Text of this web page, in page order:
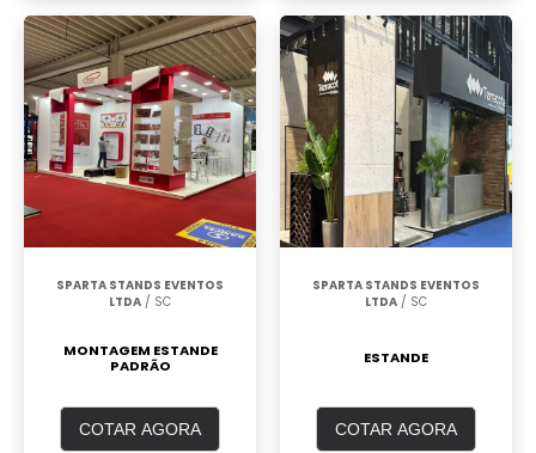
SPARTA STANDS EVENTOS
LTDA / SC
MONTAGEM ESTANDE
PADRÃO
COTAR AGORA
SPARTA STANDS EVENTOS
LTDA / SC
ESTANDE
COTAR AGORA